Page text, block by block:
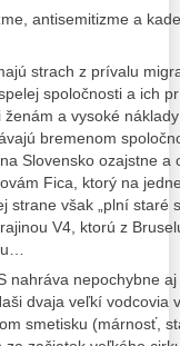
antisemitizme a
strach z prívalu
spoločnosti a ich
a vysoké
bremenom
Slovensko ozajstne a
Fica, ktorý na
však „plní staré
V4, ktorú z
nahráva nepochybne
dvaja veľkí vodcovia
smetisku (márnosť,